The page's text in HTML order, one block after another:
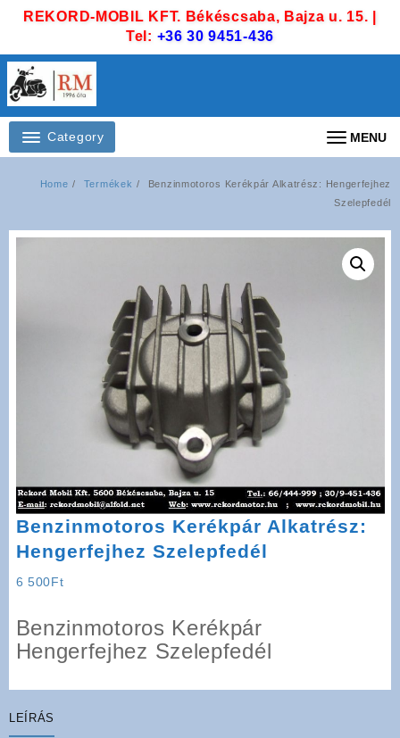
REKORD-MOBIL KFT. Békéscsaba, Bajza u. 15. |
Tel: +36 30 9451-436
Category MENU
Home Termékek
Benzinmotoros Kerékpár Alkatrész: Hengerfejhez
Szelepfedél
Benzinmotoros Kerékpár Alkatrész:
Hengerfejhez Szelepfedél
6 500Ft
Benzinmotoros Kerékpár
Hengerfejhez Szelepfedél
LEÍRÁS